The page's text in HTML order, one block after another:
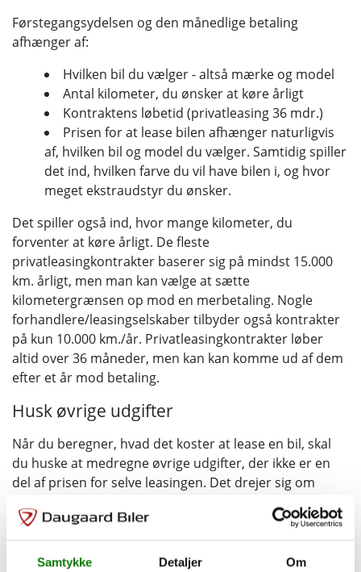
Samtykke Detaljer Om
Førstegangsydelsen og den månedlige betaling
afhænger af:
Hvilken bil du vælger - altså mærke og model
Antal kilometer, du ønsker at køre årligt
Kontraktens løbetid (privatleasing 36 mdr.)
Prisen for at lease bilen afhænger naturligvis
af, hvilken bil og model du vælger. Samtidig spiller
det ind, hvilken farve du vil have bilen i, og hvor
meget ekstraudstyr du ønsker.
Det spiller også ind, hvor mange kilometer, du
forventer at køre årligt. De fleste
privatleasingkontrakter baserer sig på mindst 15.000
km. årligt, men man kan vælge at sætte
kilometergrænsen op mod en merbetaling. Nogle
forhandlere/leasingselskaber tilbyder også kontrakter
på kun 10.000 km./år. Privatleasingkontrakter løber
altid over 36 måneder, men kan kan komme ud af dem
efter et år mod betaling.
Husk øvrige udgifter
Når du beregner, hvad det koster at lease en bil, skal
du huske at medregne øvrige udgifter, der ikke er en
del af prisen for selve leasingen. Det drejer sig om
øvrige udgifter afhænger af den enkelte
leasingkontrakt. Priserne er normalt inklusiv
finansierings- og leveringsomkostninger samt service i